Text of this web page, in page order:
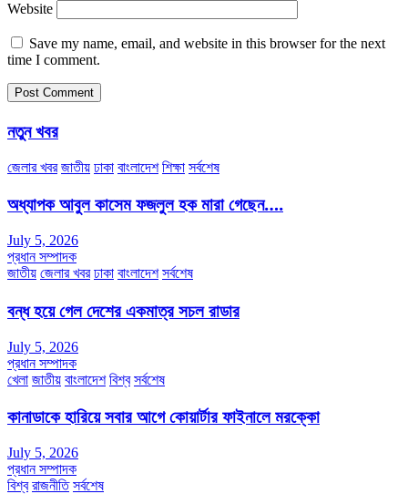
Website
Save my name, email, and website in this browser for the next
time I comment.
নতুন খবর
জেলার খবর জাতীয় ঢাকা বাংলাদেশ শিক্ষা সর্বশেষ
অধ্যাপক আবুল কাসেম ফজলুল হক মারা গেছেন….
July 5, 2026
প্রধান সম্পাদক
জাতীয় জেলার খবর ঢাকা বাংলাদেশ সর্বশেষ
বন্ধ হয়ে গেল দেশের একমাত্র সচল রাডার
July 5, 2026
প্রধান সম্পাদক
খেলা জাতীয় বাংলাদেশ বিশ্ব সর্বশেষ
কানাডাকে হারিয়ে সবার আগে কোয়ার্টার ফাইনালে মরক্কো
July 5, 2026
প্রধান সম্পাদক
বিশ্ব রাজনীতি সর্বশেষ